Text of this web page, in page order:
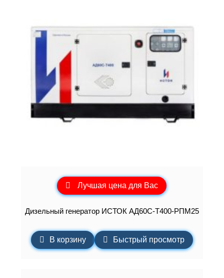
Лучшая цена для Вас
Дизельный генератор ИСТОК АД60С-Т400-РПМ25
В корзину Быстрый просмотр